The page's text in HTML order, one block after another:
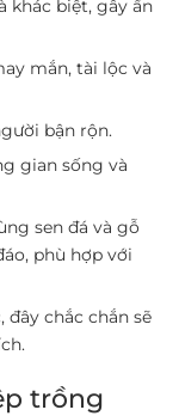
khác biệt, gây ấn
mắn, tài lộc và
bận rộn.
gian sống và
sen đá và gỗ
phù hợp với
đây chắc chắn sẽ
trồng